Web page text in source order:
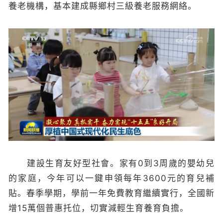
養老機構，基本建成縣鄉村三級養老服務網絡。
建設生育友好型社會。家有0到3周歲的嬰幼兒
的家庭，今年可以一鍵申領每年3600元的育兒補
貼。春季學期，學前一年免費教育繼續實行，全國新
增15萬個普惠托位，切實減輕生育養育負擔。